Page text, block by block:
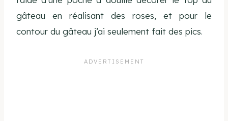
gâteau en réalisant des roses, et pour le
contour du gâteau j’ai seulement fait des pics.